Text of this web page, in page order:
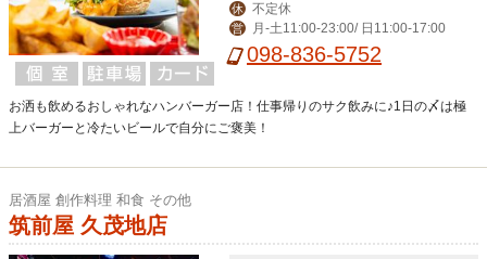
休 不定休
営 月-土11:00-23:00/ 日11:00-17:00
098-836-5752
お洒も飲めるおしゃれなハンバーガー店！仕事帰りのサク飲みに♪1日の〆は極
上バーガーと冷たいビールで自分にご褒美！
居酒屋 創作料理 和食 その他
筑前屋 久茂地店